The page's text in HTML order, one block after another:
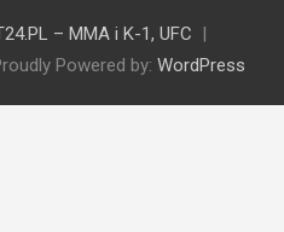
– MMA i K-1, UFC
Powered by: WordPress